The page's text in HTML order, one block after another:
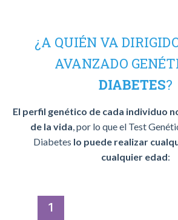
¿A QUIÉN VA
AVANZADO
DIABETES?
El perfil genético de cada individuo
de la vida, por lo que el Test
Diabetes lo puede realizar
cualquier edad:
1